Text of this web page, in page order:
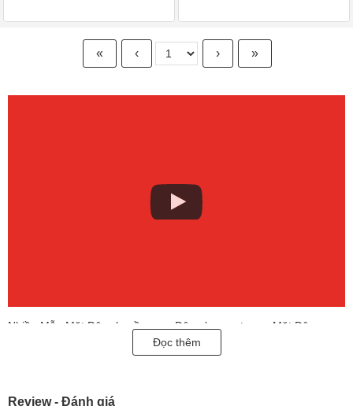
« ‹ › »
Nhiều Mẫu Mặt Dây chuyền nam Độc và sang trọng, Mặt Dây
nam đẳng cấp và tinh tế. Cam kết sản phẩm được kiểm định
Đọc thêm
Review - Đánh giá